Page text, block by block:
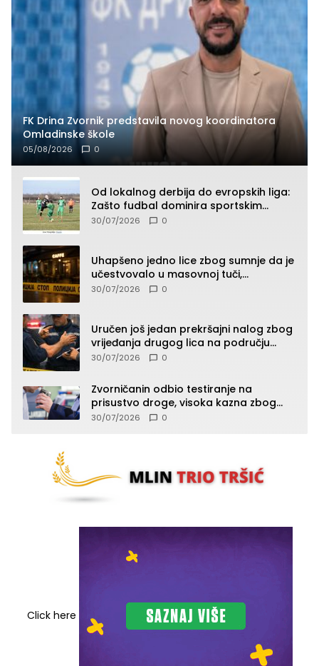
FK Drina Zvornik predstavila novog koordinatora
Omladinske škole
05/08/2026 0
Od lokalnog derbija do evropskih liga:
Zašto fudbal dominira sportskim
klađenjem
30/07/2026 0
Uhapšeno jedno lice zbog sumnje da je
učestvovalo u masovnoj tuči,
maloljetnik zadobio povrede
30/07/2026 0
Uručen još jedan prekršajni nalog zbog
vrijeđanja drugog lica na području
Zvornika
30/07/2026 0
Zvorničanin odbio testiranje na
prisustvo droge, visoka kazna zbog
kršenja Zakona o osnovama
30/07/2026 0
Click here